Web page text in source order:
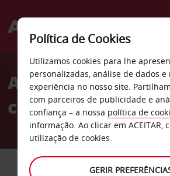
Welcome
AvisAluguer de
carros Manosque
CARRO
Política de Cookies
Utilizamos cookies para lhe
personalizadas, análise de dados
experiência no nosso site.
com parceiros de publicidade e
confiança – a nossa política de
informação. Ao clicar em ACEITAR,
utilização de cookies.
GERIR